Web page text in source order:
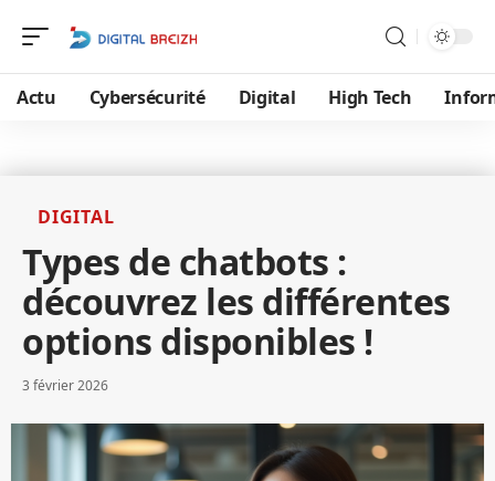
Actu Cybersécurité Digital High Tech
DIGITAL
Types de chatbots :
découvrez les différentes
options disponibles !
3 février 2026